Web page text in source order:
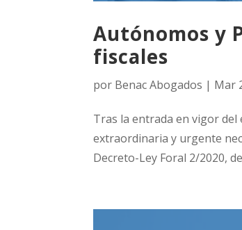
Autónomos y
fiscales
por Benac Abogados | Mar
Tras la entrada en vigor del
extraordinaria y urgente
Decreto-Ley Foral 2/2020,